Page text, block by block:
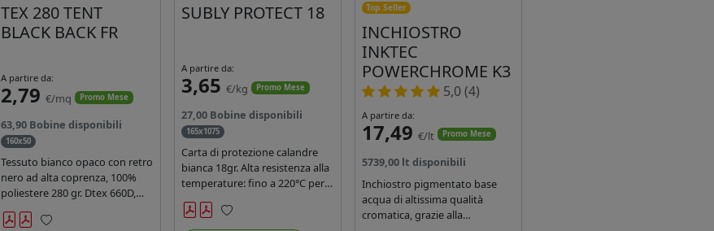
TEX 280 TENT
BLACK BACK FR
A partire da:
2,79 €/mq Promo Mese
63,90 Bobine disponibili
160x50
Tessuto bianco opaco con retro
nero ad alta coprenza, 100%
poliestere 280 gr. Dtex 660D,
idrorepellente, adatto alla
stampa sublimatica indiretta.
SUBLY PROTECT 18
A partire da:
3,65 €/kg Promo Mese
27,00 Bobine disponibili
165x1075
Carta di protezione calandre
bianca 18gr. Alta resistenza alla
temperature: fino a 220°C per
40 secondi. Lunghezza 1075
mtl, peso kg 35, diam. 20cm.
Preferiti
Top Seller
INCHIOSTRO
INKTEC
POWERCHROME K3
5,0 (4)
A partire da:
17,49 €/lt Promo Mese
5739,00 lt disponibili
Inchiostro pigmentato base
acqua di altissima qualità
cromatica, grazie alla